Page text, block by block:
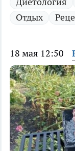
Отдых
18 мая 12:50